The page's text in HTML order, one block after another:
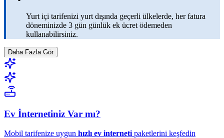
Yurt içi tarifenizi yurt dışında geçerli ülkelerde, her fatura
döneminizde 3 gün günlük ek ücret ödemeden
kullanabilirsiniz​.
Daha Fazla Gör
Ev İnternetiniz Var mı?
Mobil tarifenize uygun hızlı ev interneti paketlerini keşfedin